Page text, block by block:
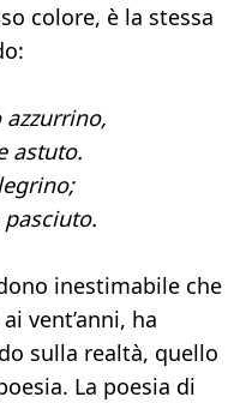
colore, è la stessa
astuto.
pasciuto.
inestimabile che
vent’anni, ha
sulla realtà, quello
La poesia di